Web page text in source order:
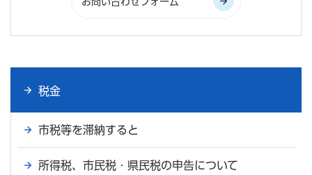
税金
市税等を滞納すると
所得税、市民税・県民税の申告について